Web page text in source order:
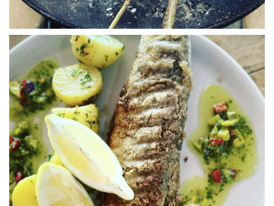
WÜ I GRÖSSA SENG